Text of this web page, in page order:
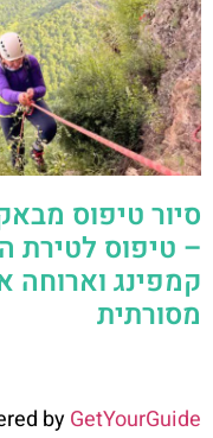
סיור טיפוס
– טיפוס לטירת
קמפינג וארוחה
מסורתית
byGetYourGuide